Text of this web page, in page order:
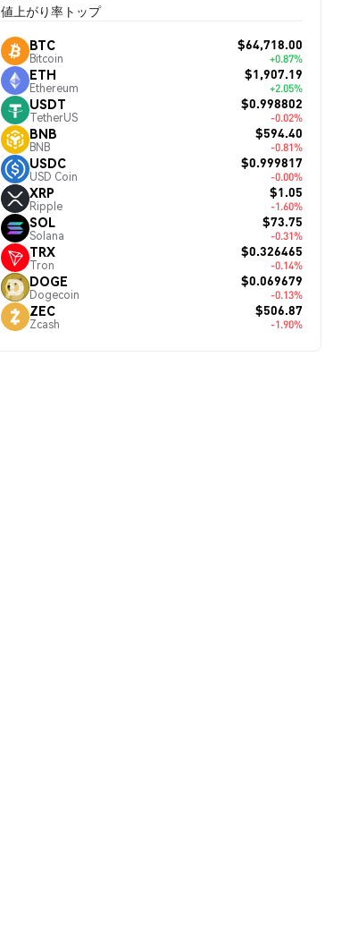
値上がり率トップ
BTC
Bitcoin
$64,718.00
+0.87%
ETH
Ethereum
$1,907.19
+2.05%
USDT
TetherUS
$0.998802
-0.02%
BNB
BNB
$594.40
-0.81%
USDC
USD Coin
$0.999817
-0.00%
XRP
Ripple
$1.05
-1.60%
SOL
Solana
$73.75
-0.31%
TRX
Tron
$0.326465
-0.14%
DOGE
Dogecoin
$0.069679
-0.13%
ZEC
Zcash
$506.87
-1.90%